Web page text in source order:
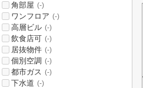
角部屋 (-)
ワンフロア (-)
高層ビル (-)
飲食店可 (-)
居抜物件 (-)
個別空調 (-)
都市ガス (-)
下水道 (-)